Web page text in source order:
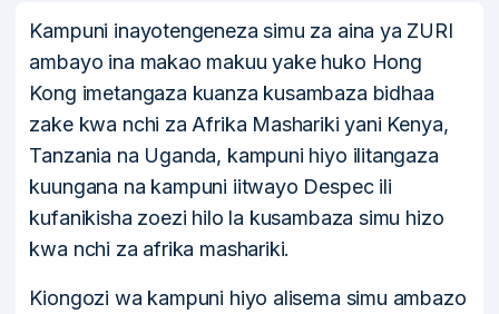
Kampuni inayotengeneza simu za aina ya ZURI
ambayo ina makao makuu yake huko Hong
Kong imetangaza kuanza kusambaza bidhaa
zake kwa nchi za Afrika Mashariki yani Kenya,
Tanzania na Uganda, kampuni hiyo ilitangaza
kuungana na kampuni iitwayo Despec ili
kufanikisha zoezi hilo la kusambaza simu hizo
kwa nchi za afrika mashariki.
Kiongozi wa kampuni hiyo alisema simu ambazo